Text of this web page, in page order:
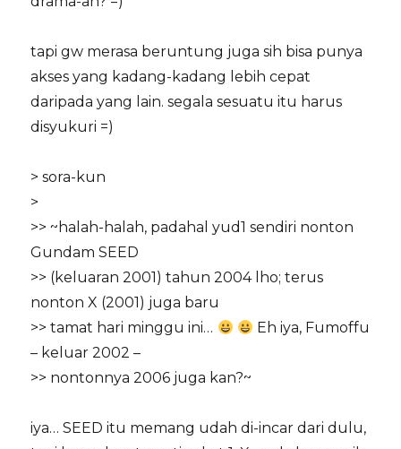
tapi gw merasa beruntung juga sih bisa punya
akses yang kadang-kadang lebih cepat
daripada yang lain. segala sesuatu itu harus
disyukuri =)
> sora-kun
>
>> ~halah-halah, padahal yud1 sendiri nonton
Gundam SEED
>> (keluaran 2001) tahun 2004 lho; terus
nonton X (2001) juga baru
>> tamat hari minggu ini…
Eh iya, Fumoffu
– keluar 2002 –
>> nontonnya 2006 juga kan?~
iya… SEED itu memang udah di-incar dari dulu,